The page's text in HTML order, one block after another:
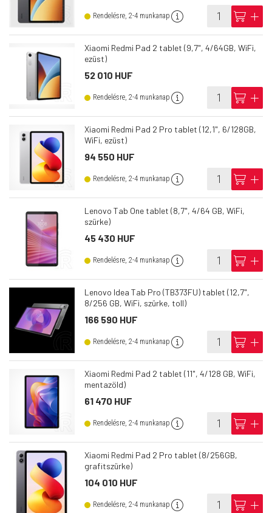
Rendelésre, 2-4 munkanap info cart add
Xiaomi Redmi Pad 2 tablet (9,7", 4/64GB, WiFi,
ezüst)
52 010 HUF
Rendelésre, 2-4 munkanap info cart add
Xiaomi Redmi Pad 2 Pro tablet (12,1", 6/128GB,
WiFi, ezüst)
94 550 HUF
Rendelésre, 2-4 munkanap info cart add
Lenovo Tab One tablet (8,7", 4/64 GB, WiFi,
szürke)
45 430 HUF
Rendelésre, 2-4 munkanap info cart add
Lenovo Idea Tab Pro (TB373FU) tablet (12,7",
8/256 GB, WiFi, szürke, toll)
166 590 HUF
Rendelésre, 2-4 munkanap info cart add
Xiaomi Redmi Pad 2 tablet (11", 4/128 GB, WiFi,
mentazöld)
61 470 HUF
Rendelésre, 2-4 munkanap info cart add
Xiaomi Redmi Pad 2 Pro tablet (8/256GB,
grafitszürke)
104 010 HUF
Rendelésre, 2-4 munkanap info cart add